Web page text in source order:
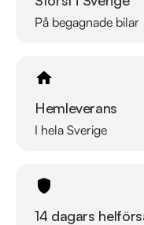
På begagnade bilar
Hemleverans
I hela Sverige
14 dagars